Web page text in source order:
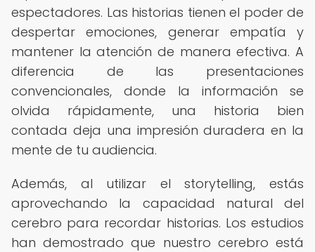
espectadores. Las historias tienen el poder de
despertar emociones, generar empatía y
mantener la atención de manera efectiva. A
diferencia de las presentaciones
convencionales, donde la información se
olvida rápidamente, una historia bien
contada deja una impresión duradera en la
mente de tu audiencia.
Además, al utilizar el storytelling, estás
aprovechando la capacidad natural del
cerebro para recordar historias. Los estudios
han demostrado que nuestro cerebro está